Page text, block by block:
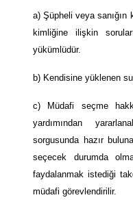
a) Şüpheli veya sanığın
kimliğine ilişkin
yükümlüdür.
b) Kendisine yüklenen
c) Müdafi seçme
yardımından
sorgusunda hazır
seçecek durumda
faydalanmak istediği
müdafi görevlendirilir.